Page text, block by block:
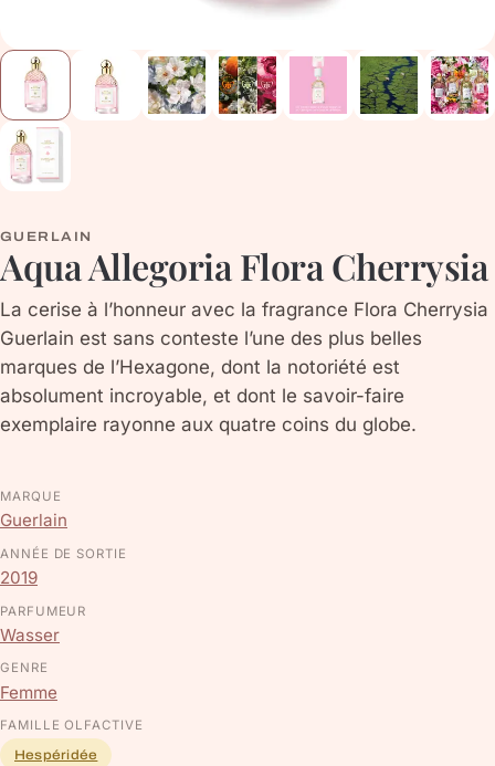
GUERLAIN
Aqua Allegoria Flora Cherrysia
La cerise à l’honneur avec la fragrance Flora Cherrysia
Guerlain est sans conteste l’une des plus belles
marques de l’Hexagone, dont la notoriété est
absolument incroyable, et dont le savoir-faire
exemplaire rayonne aux quatre coins du globe.
MARQUE
Guerlain
ANNÉE DE SORTIE
2019
PARFUMEUR
Wasser
GENRE
Femme
FAMILLE OLFACTIVE
Hespéridée